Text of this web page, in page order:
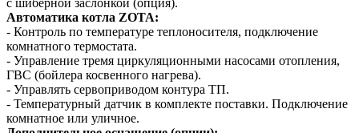
с шиберной заслонкой (опция).
Автоматика котла ZOTA:
- Контроль по температуре теплоносителя, подключение
комнатного термостата.
- Управление тремя циркуляционными насосами отопления,
ГВС (бойлера косвенного нагрева).
- Управлять сервоприводом контура ТП.
- Температурный датчик в комплекте поставки. Подключение
комнатное или уличное.